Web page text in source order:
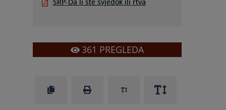
361 PREGLEDA